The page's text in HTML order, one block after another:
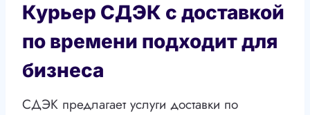
Курьер СДЭК с доставкой
по времени подходит для
бизнеса
СДЭК предлагает услуги доставки по